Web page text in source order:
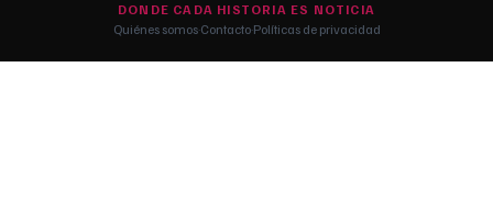
DONDE CADA HISTORIA ES NOTICIA
Quiénes somos·Contacto·Políticas de privacidad